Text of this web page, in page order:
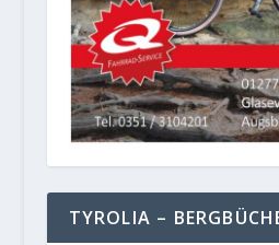
TYROLIA –